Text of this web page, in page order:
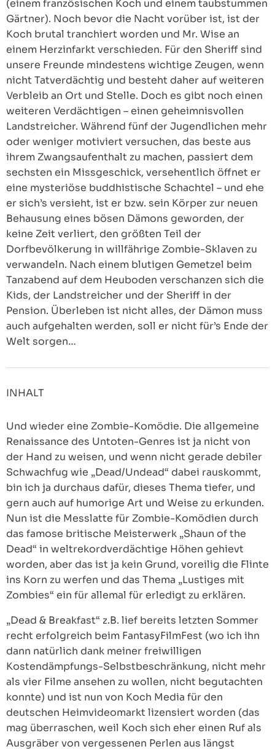
(einem französischen Koch und einem taubstummen
Gärtner). Noch bevor die Nacht vorüber ist, ist der
Koch brutal tranchiert worden und Mr. Wise an
einem Herzinfarkt verschieden. Für den Sheriff sind
unsere Freunde mindestens wichtige Zeugen, wenn
nicht Tatverdächtig und besteht daher auf weiteren
Verbleib an Ort und Stelle. Doch es gibt noch einen
weiteren Verdächtigen – einen geheimnisvollen
Landstreicher. Während fünf der Jugendlichen mehr
oder weniger motiviert versuchen, das beste aus
ihrem Zwangsaufenthalt zu machen, passiert dem
sechsten ein Missgeschick, versehentlich öffnet er
eine mysteriöse buddhistische Schachtel – und ehe
er sich’s versieht, ist er bzw. sein Körper zur neuen
Behausung eines bösen Dämons geworden, der
keine Zeit verliert, den größten Teil der
Dorfbevölkerung in willfährige Zombie-Sklaven zu
verwandeln. Nach einem blutigen Gemetzel beim
Tanzabend auf dem Heuboden verschanzen sich die
Kids, der Landstreicher und der Sheriff in der
Pension. Überleben ist nicht alles, der Dämon muss
auch aufgehalten werden, soll er nicht für’s Ende der
Welt sorgen…
INHALT
Und wieder eine Zombie-Komödie. Die allgemeine
Renaissance des Untoten-Genres ist ja nicht von
der Hand zu weisen, und wenn nicht gerade debiler
Schwachfug wie „Dead/Undead“ dabei rauskommt,
bin ich ja durchaus dafür, dieses Thema tiefer, und
gern auch auf humorige Art und Weise zu erkunden.
Nun ist die Messlatte für Zombie-Komödien durch
das famose britische Meisterwerk „Shaun of the
Dead“ in weltrekordverdächtige Höhen gehievt
worden, aber das ist ja kein Grund, voreilig die Flinte
ins Korn zu werfen und das Thema „Lustiges mit
Zombies“ ein für allemal für erledigt zu erklären.
„Dead & Breakfast“ z.B. lief bereits letzten Sommer
recht erfolgreich beim FantasyFilmFest (wo ich ihn
dann natürlich dank meiner freiwilligen
Kostendämpfungs-Selbstbeschränkung, nicht mehr
als vier Filme ansehen zu wollen, nicht begutachten
konnte) und ist nun von Koch Media für den
deutschen Heimvideomarkt lizensiert worden (das
mag überraschen, weil Koch sich eher einen Ruf als
Ausgräber von vergessenen Perlen aus längst